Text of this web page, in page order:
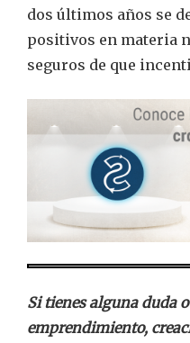
dos últimos años se
positivos en materia
seguros de que
Si tienes alguna duda
emprendimiento,